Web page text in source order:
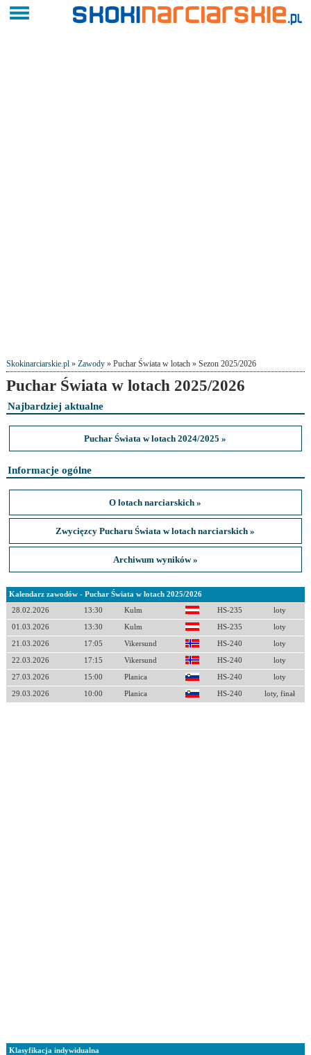
Skokinarciarskie.pl» Zawody» Puchar Świata w lotach » Sezon 2025/2026
Puchar Świata w lotach 2025/2026
Najbardziej aktualne
Puchar Świata w lotach 2024/2025 »
Informacje ogólne
O lotach narciarskich »
Zwycięzcy Pucharu Świata w lotach narciarskich »
Archiwum wyników »
Kalendarz zawodów - Puchar Świata w lotach 2025/2026
28.02.2026 13:30 Kulm HS-235 loty
01.03.2026 13:30 Kulm HS-235 loty
21.03.2026 17:05 Vikersund HS-240 loty
22.03.2026 17:15 Vikersund HS-240 loty
27.03.2026 15:00 Planica HS-240 loty
29.03.2026 10:00 Planica HS-240 loty, finał
Klasyfikacja indywidualna